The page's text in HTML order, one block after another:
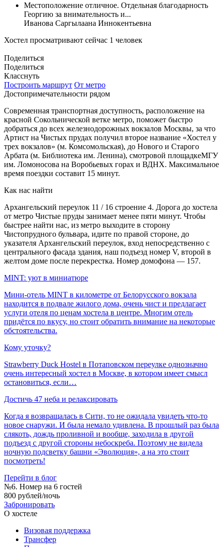
Местоположение отличное. Отдельная благодарность
Георгию за внимательность и...
Иванова Саргылаана Иннокентьевна
Хостел просматривают сейчас 1 человек
Поделиться
Поделиться
Класснуть
Построить маршрут От метро
Достопримечательности рядом
Современная транспортная доступность, расположение на
красной Сокольнической ветке метро, поможет быстро
добраться до всех железнодорожных вокзалов Москвы, за что
Артист на Чистых прудах получил второе название «Хостел у
трех вокзалов» (м. Комсомольская), до Нового и Старого
Арбата (м. Библиотека им. Ленина), смотровой площадкеМГУ
им. Ломоносова на Воробьевых горах и ВДНХ. Максимальное
время поездки составит 15 минут.
Как нас найти
Архангельский переулок 11 / 16 строение 4. Дорога до хостела
от метро Чистые пруды занимает менее пяти минут. Чтобы
быстрее найти нас, из метро выходите в сторону
Чистопрудного бульвара, идите по правой стороне, до
указателя Архангельский переулок, вход непосредственно с
центрального фасада здания, наш подъезд номер V, второй в
желтом доме после перекрестка. Номер домофона — 157.
MINT: уют в миниатюре
Мини-отель MINT в километре от Белорусского вокзала
находится в подвале жилого дома, очень чист и предлагает
услуги отеля по ценам хостела в центре. Многим отель
придётся по вкусу, но стоит обратить внимание на некоторые
обстоятельства.
Кому уточку?
Strawberry Duck Hostel в Потаповском переулке однозначно
очень интересный хостел в Москве, в котором имеет смысл
остановиться, если…
Достичь 47 неба и релаксировать
Когда я возвращалась в Сити, то не ожидала увидеть что-то
новое снаружи. И была немало удивлена. В прошлый раз была
слякоть, дождь проливной и вообще, заходила в другой
подъезд с другой стороны небоскреба. Поэтому не видела
ночную подсветку башни «Эволюция», а на это стоит
посмотреть!
Перейти в блог
№6. Номер на 6 гостей
800 рублей/ночь
Забронировать
О хостеле
Визовая поддержка
Трансфер